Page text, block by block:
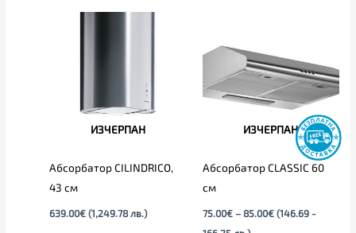
ИЗЧЕРПАН
Абсорбатор CILINDRICO,
43 см
639.00€ (1,249.78 лв.)
ИЗЧЕРПАН
Абсорбатор CLASSIC 60
см
75.00€ – 85.00€
through
85.00€
(146.69 -